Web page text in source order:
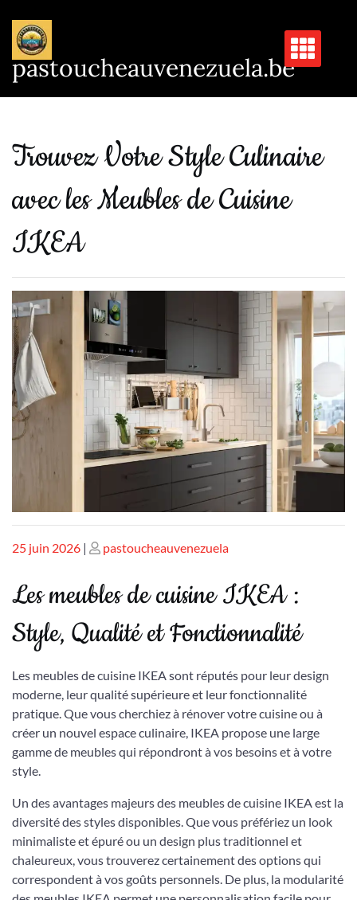
contenu
pastoucheauvenezuela.be
Trouvez Votre Style Culinaire
avec les Meubles de Cuisine
IKEA
Publié
25 juin 2026 | Publié
pastoucheauvenezuela
Les meubles de cuisine IKEA :
Style, Qualité et Fonctionnalité
Les meubles de cuisine IKEA sont réputés pour leur design
moderne, leur qualité supérieure et leur fonctionnalité
pratique. Que vous cherchiez à rénover votre cuisine ou à
créer un nouvel espace culinaire, IKEA propose une large
gamme de meubles qui répondront à vos besoins et à votre
style.
Un des avantages majeurs des meubles de cuisine IKEA est la
diversité des styles disponibles. Que vous préfériez un look
minimaliste et épuré ou un design plus traditionnel et
chaleureux, vous trouverez certainement des options qui
correspondent à vos goûts personnels. De plus, la modularité